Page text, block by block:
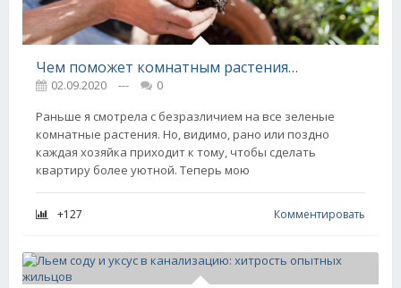
Чем поможет комнатным растениям перекись и почему она крайне необходима
02.09.2020 ---
0
Раньше я смотрела с безразличием на все зеленые
комнатные растения. Но, видимо, рано или поздно
каждая хозяйка приходит к тому, чтобы сделать
квартиру более уютной. Теперь мою
+127 Комментировать